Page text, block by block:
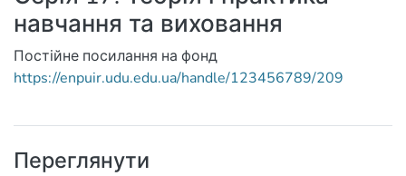
навчання та виховання
Постійне посилання на фонд
https://enpuir.udu.edu.ua/handle/123456789/209
Переглянути